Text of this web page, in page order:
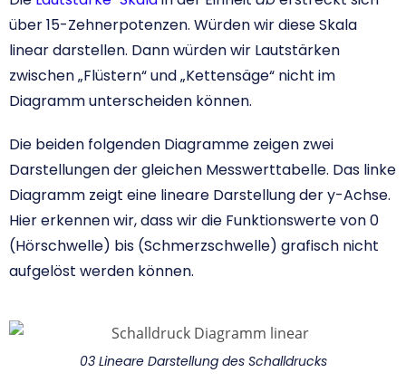
über 15-Zehnerpotenzen. Würden wir diese Skala
linear darstellen. Dann würden wir Lautstärken
zwischen „Flüstern“ und „Kettensäge“ nicht im
Diagramm unterscheiden können.
Die beiden folgenden Diagramme zeigen zwei
Darstellungen der gleichen Messwerttabelle. Das linke
Diagramm zeigt eine lineare Darstellung der y-Achse.
Hier erkennen wir, dass wir die Funktionswerte von 0
(Hörschwelle) bis (Schmerzschwelle) grafisch nicht
aufgelöst werden können.
03 Lineare Darstellung des Schalldrucks